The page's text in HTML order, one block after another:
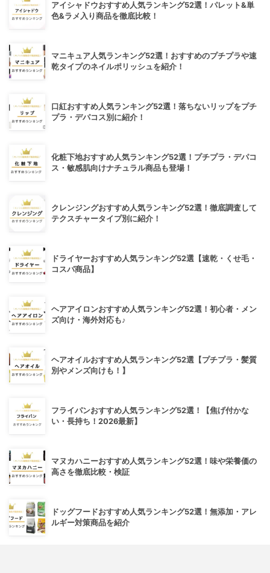
アイシャドウおすすめ人気ランキング52選！パレット&単
色&ラメ入り商品を徹底比較！
マニキュア人気ランキング52選！おすすめのプチプラや速
乾タイプのネイルポリッシュを紹介！
口紅おすすめ人気ランキング52選！落ちないリップをプチ
プラ・デパコス別に紹介！
化粧下地おすすめ人気ランキング52選！プチプラ・デパコ
ス・敏感肌向けナチュラル商品も登場！
クレンジングおすすめ人気ランキング52選！徹底調査して
テクスチャータイプ別に紹介！
ドライヤーおすすめ人気ランキング52選【速乾・くせ毛・
コスパ商品】
ヘアアイロンおすすめ人気ランキング52選！初心者・メン
ズ向け・海外対応も♪
ヘアオイルおすすめ人気ランキング52選【プチプラ・髪質
別やメンズ向けも！】
フライパンおすすめ人気ランキング52選！【焦げ付かな
い・長持ち！2026最新】
マヌカハニーおすすめ人気ランキング52選！味や栄養価の
高さを徹底比較・検証
ドッグフードおすすめ人気ランキング52選！無添加・アレ
ルギー対策商品を紹介